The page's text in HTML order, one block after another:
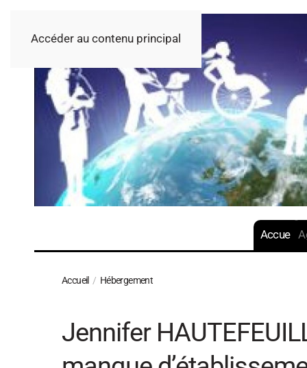
Accéder au contenu principal
Accueil
Accueil Hébergement
Jennifer